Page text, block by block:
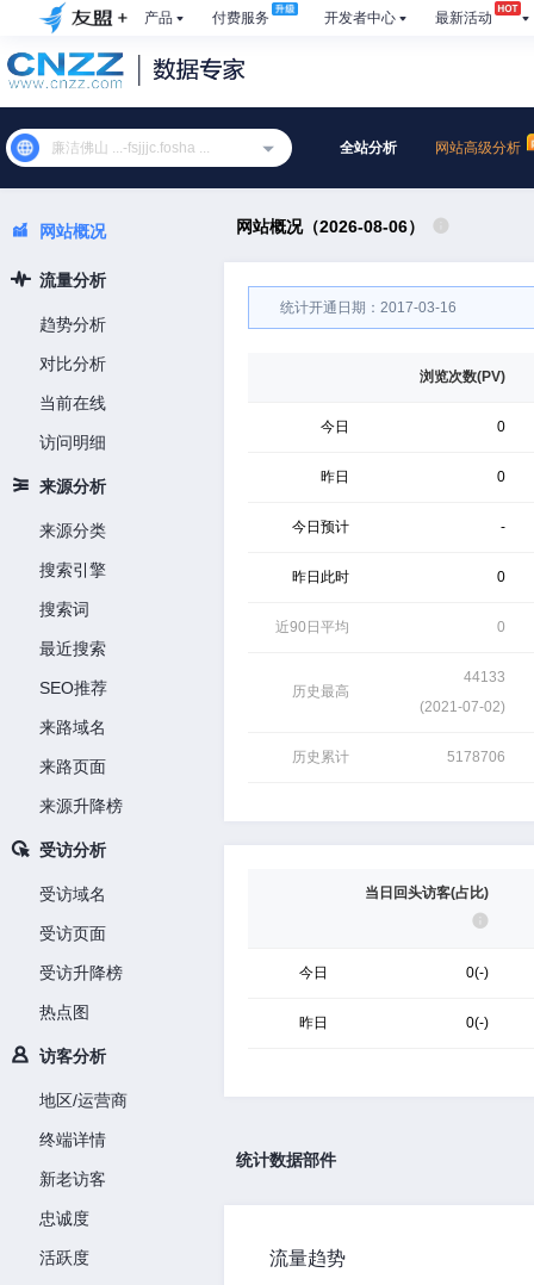
产品 付费服务 开发者中心 最新活动
廉洁佛山 ...-fsjjjc.fosha ... 全站分析 网站高级分析
网站概况
流量分析
趋势分析
对比分析
当前在线
访问明细
来源分析
来源分类
搜索引擎
搜索词
最近搜索
SEO推荐
来路域名
来路页面
来源升降榜
受访分析
受访域名
受访页面
受访升降榜
热点图
访客分析
地区/运营商
终端详情
新老访客
忠诚度
活跃度
网站概况（2026-08-06）
统计开通日期：2017-03-16
浏览次数(PV)
今日 0
昨日 0
今日预计 -
昨日此时 0
近90日平均 0
历史最高
44133
(2021-07-02)
历史累计 5178706
当日回头访客(占比)
今日 0(-)
昨日 0(-)
统计数据部件
流量趋势